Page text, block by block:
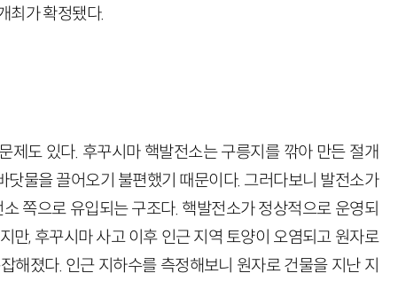
최가 확정됐다.
제도 있다. 후꾸시마 핵발전소는 구릉지를 깎아 만든 절개
물을 끌어오기 불편했기 때문이다. 그러다보니 발전소가
쪽으로 유입되는 구조다. 핵발전소가 정상적으로 운영되
만, 후꾸시마 사고 이후 인근 지역 토양이 오염되고 원자로
해졌다. 인근 지하수를 측정해보니 원자로 건물을 지난 지